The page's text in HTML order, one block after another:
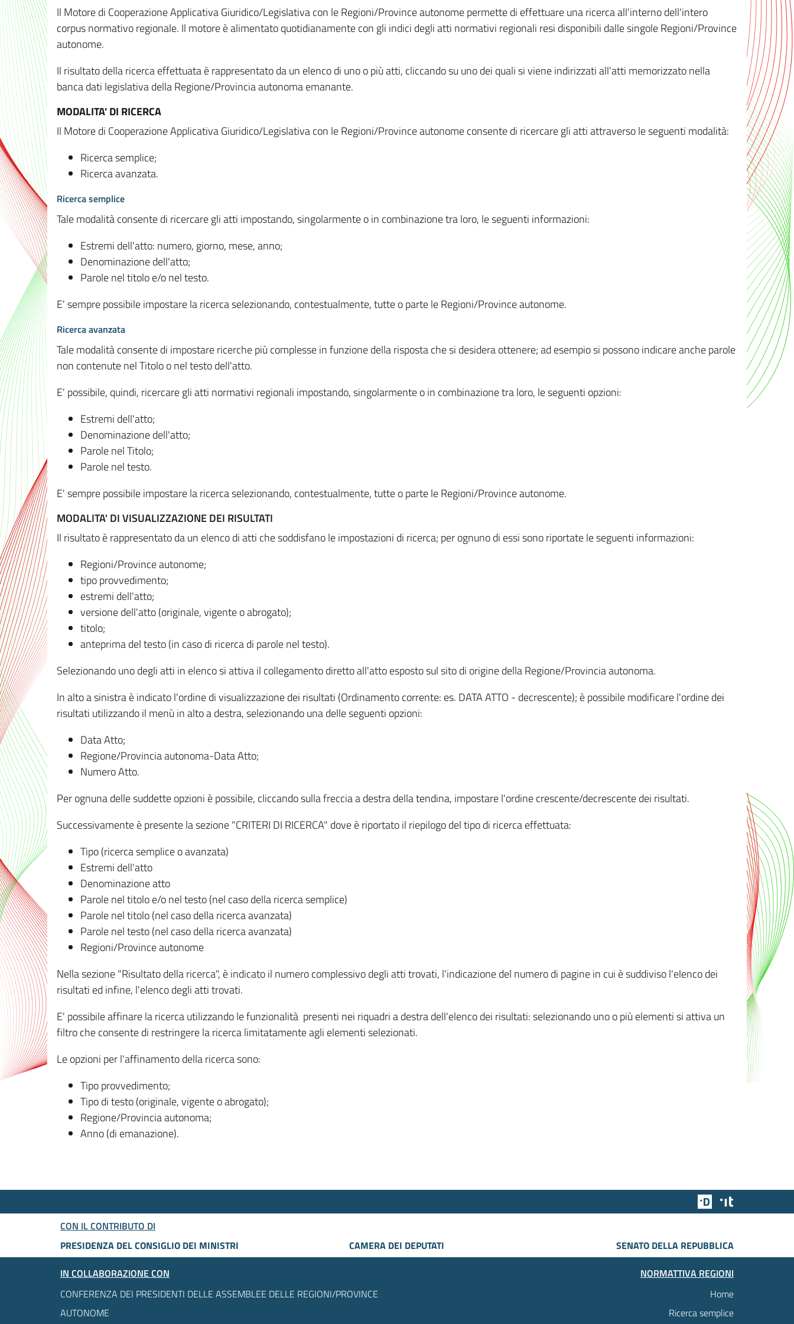
Il Motore di Cooperazione Applicativa Giuridico/Legislativa con le Regioni/Province autonome permette di effettuare una ricerca all'interno dell'intero
corpus normativo regionale. Il motore è alimentato quotidianamente con gli indici degli atti normativi regionali resi disponibili dalle singole Regioni/Province
autonome.
Il risultato della ricerca effettuata è rappresentato da un elenco di uno o più atti, cliccando su uno dei quali si viene indirizzati all'atti memorizzato nella
banca dati legislativa della Regione/Provincia autonoma emanante.
MODALITA' DI RICERCA
Il Motore di Cooperazione Applicativa Giuridico/Legislativa con le Regioni/Province autonome consente di ricercare gli atti attraverso le seguenti modalità:
Ricerca semplice;
Ricerca avanzata.
Ricerca semplice
Tale modalità consente di ricercare gli atti impostando, singolarmente o in combinazione tra loro, le seguenti informazioni:
Estremi dell'atto: numero, giorno, mese, anno;
Denominazione dell'atto;
Parole nel titolo e/o nel testo.
E' sempre possibile impostare la ricerca selezionando, contestualmente, tutte o parte le Regioni/Province autonome.
Ricerca avanzata
Tale modalità consente di impostare ricerche più complesse in funzione della risposta che si desidera ottenere; ad esempio si possono indicare anche parole
non contenute nel Titolo o nel testo dell'atto.
E' possibile, quindi, ricercare gli atti normativi regionali impostando, singolarmente o in combinazione tra loro, le seguenti opzioni:
Estremi dell'atto;
Denominazione dell'atto;
Parole nel Titolo;
Parole nel testo.
E' sempre possibile impostare la ricerca selezionando, contestualmente, tutte o parte le Regioni/Province autonome.
MODALITA' DI VISUALIZZAZIONE DEI RISULTATI
Il risultato è rappresentato da un elenco di atti che soddisfano le impostazioni di ricerca; per ognuno di essi sono riportate le seguenti informazioni:
Regioni/Province autonome;
tipo provvedimento;
estremi dell'atto;
versione dell'atto (originale, vigente o abrogato);
titolo;
anteprima del testo (in caso di ricerca di parole nel testo).
Selezionando uno degli atti in elenco si attiva il collegamento diretto all'atto esposto sul sito di origine della Regione/Provincia autonoma.
In alto a sinistra è indicato l'ordine di visualizzazione dei risultati (Ordinamento corrente: es. DATA ATTO - decrescente); è possibile modificare l'ordine dei
risultati utilizzando il menù in alto a destra, selezionando una delle seguenti opzioni:
Data Atto;
Regione/Provincia autonoma-Data Atto;
Numero Atto.
Per ognuna delle suddette opzioni è possibile, cliccando sulla freccia a destra della tendina, impostare l'ordine crescente/decrescente dei risultati.
Successivamente è presente la sezione "CRITERI DI RICERCA" dove è riportato il riepilogo del tipo di ricerca effettuata:
Tipo (ricerca semplice o avanzata)
Estremi dell'atto
Denominazione atto
Parole nel titolo e/o nel testo (nel caso della ricerca semplice)
Parole nel titolo (nel caso della ricerca avanzata)
Parole nel testo (nel caso della ricerca avanzata)
Regioni/Province autonome
Nella sezione "Risultato della ricerca", è indicato il numero complessivo degli atti trovati, l'indicazione del numero di pagine in cui è suddiviso l'elenco dei
risultati ed infine, l'elenco degli atti trovati.
E' possibile affinare la ricerca utilizzando le funzionalità presenti nei riquadri a destra dell'elenco dei risultati: selezionando uno o più elementi si attiva un
filtro che consente di restringere la ricerca limitatamente agli elementi selezionati.
Le opzioni per l'affinamento della ricerca sono:
Tipo provvedimento;
Tipo di testo (originale, vigente o abrogato);
Regione/Provincia autonoma;
Anno (di emanazione).
Team Digitale
CON IL CONTRIBUTO DI
PRESIDENZA DEL CONSIGLIO DEI MINISTRI
CAMERA DEI DEPUTATI
SENATO DELLA REPUBBLICA
IN COLLABORAZIONE CON
CONFERENZA DEI PRESIDENTI DELLE ASSEMBLEE DELLE REGIONI/PROVINCE
AUTONOME
NORMATTIVA REGIONI
Home
Ricerca semplice